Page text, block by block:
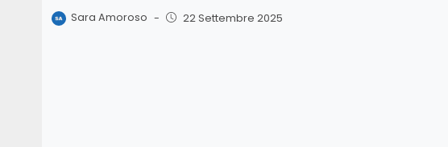
Sara Amoroso - 22 Settembre 2025